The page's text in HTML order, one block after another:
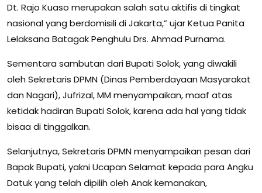
Dt. Rajo Kuaso merupakan salah satu aktifis di tingkat
nasional yang berdomisili di Jakarta,” ujar Ketua Panita
Lelaksana Batagak Penghulu Drs. Ahmad Purnama.
Sementara sambutan dari Bupati Solok, yang diwakili
oleh Sekretaris DPMN (Dinas Pemberdayaan Masyarakat
dan Nagari), Jufrizal, MM menyampaikan, maaf atas
ketidak hadiran Bupati Solok, karena ada hal yang tidak
bisaa di tinggalkan.
Selanjutnya, Sekretaris DPMN menyampaikan pesan dari
Bapak Bupati, yakni Ucapan Selamat kepada para Angku
Datuk yang telah dipilih oleh Anak kemanakan,